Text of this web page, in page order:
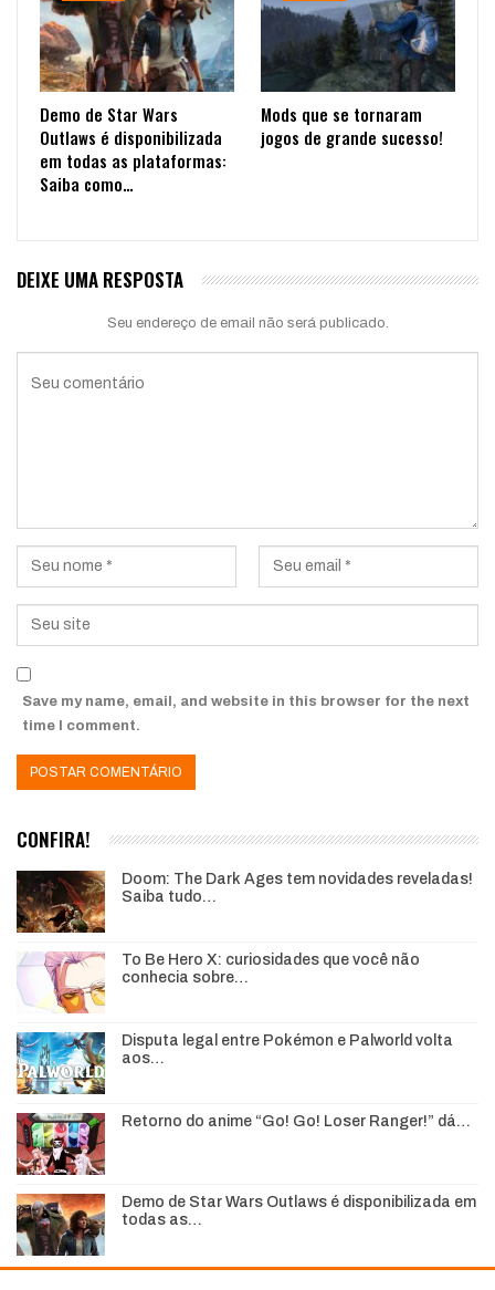
Demo de Star Wars
Outlaws é disponibilizada
em todas as plataformas:
Saiba como…
Mods que se tornaram
jogos de grande sucesso!
DEIXE UMA RESPOSTA
Seu endereço de email não será publicado.
Save my name, email, and website in this browser for the next
time I comment.
CONFIRA!
Doom: The Dark Ages tem novidades reveladas!
Saiba tudo…
To Be Hero X: curiosidades que você não
conhecia sobre…
Disputa legal entre Pokémon e Palworld volta
aos…
Retorno do anime “Go! Go! Loser Ranger!” dá…
Demo de Star Wars Outlaws é disponibilizada em
todas as…